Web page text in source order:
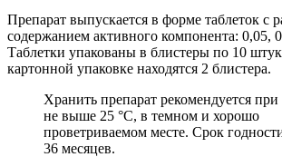
Препарат выпускается в форме таблеток с
содержанием активного компонента: 0,05,
Таблетки упакованы в блистеры по 10
картонной упаковке находятся 2 блистера.
Хранить препарат рекомендуется при
не выше 25 °C, в темном и хорошо
проветриваемом месте. Срок
36 месяцев.